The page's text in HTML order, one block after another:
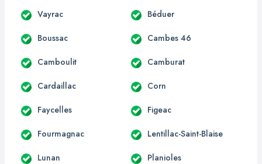
Vayrac Béduer
Boussac Cambes 46
Camboulit Camburat
Cardaillac Corn
Faycelles Figeac
Fourmagnac Lentillac-Saint-Blaise
Lunan Planioles